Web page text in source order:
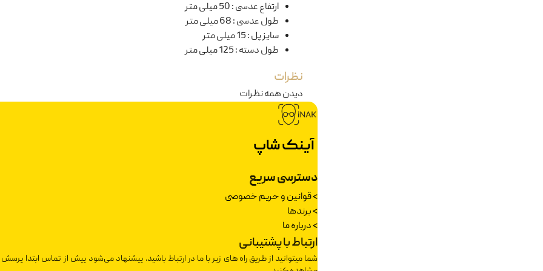
ارتفاع عدسی:50 میلی متر
طول عدسی:68 میلی متر
سایز پل:15 میلی متر
طول دسته:125 میلی متر
نظرات
دیدن همه نظرات
آینک شاپ
دسترسی سریع
>قوانین و حریم خصوصی
>برندها
>درباره ما
ارتباط با پشتیبانی
شما میتوانید از طریق راه های زیر با ما در ارتباط باشید. پیشنهاد می‌شود پیش از تماس ابتدا